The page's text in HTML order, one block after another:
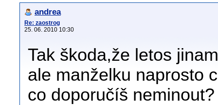
andrea
Re: zaostrog
25. 06. 2010 10:30
Tak škoda,že letos
ale manželku naprosto
co doporučíš